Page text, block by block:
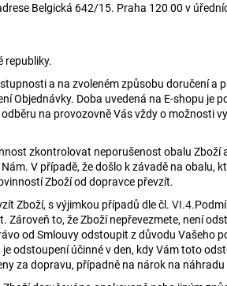
Belgická 642/15. Praha 120 00 v
republiky.
a na zvoleném způsobu doručení a
Objednávky. Doba uvedená na E-shopu je
na provozovně Vás vždy o možnosti
zkontrolovat neporušenost obalu Zboží
V případě, že došlo k závadě na obalu,
Zboží od dopravce převzít.
Zboží, s výjimkou případů dle čl. VI.4.
to, že Zboží nepřevezmete, není
od Smlouvy odstoupit z důvodu Vašeho
odstoupení účinné v den, kdy Vám toto
za dopravu, případně na nárok na